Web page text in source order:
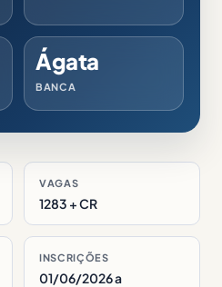
Ágata
BANCA
VAGAS
1283 + CR
INSCRIÇÕES
01/06/2026 a